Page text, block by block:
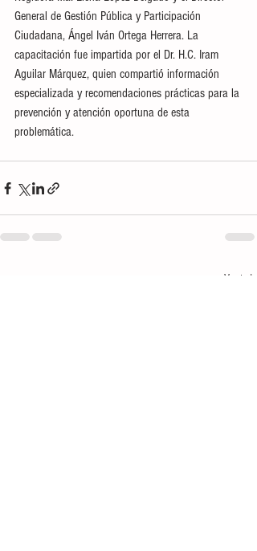
General de Gestión Pública y Participación
Ciudadana, Ángel Iván Ortega Herrera. La
capacitación fue impartida por el Dr. H.C. Iram
Aguilar Márquez, quien compartió información
especializada y recomendaciones prácticas para la
prevención y atención oportuna de esta
problemática.
Ver todo